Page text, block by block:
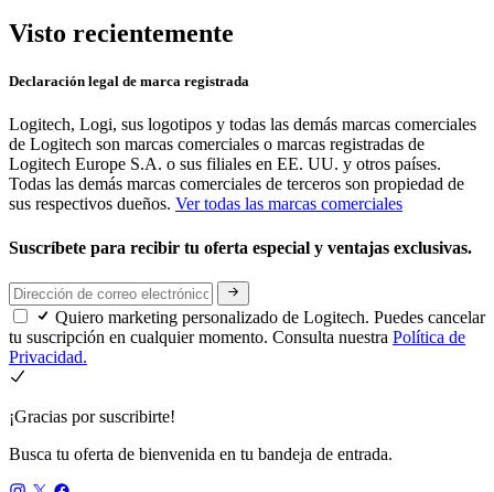
Visto recientemente
Declaración legal de marca registrada
Logitech, Logi, sus logotipos y todas las demás marcas comerciales
de Logitech son marcas comerciales o marcas registradas de
Logitech Europe S.A. o sus filiales en EE. UU. y otros países.
Todas las demás marcas comerciales de terceros son propiedad de
sus respectivos dueños. Ver todas las marcas comerciales
Suscríbete para recibir tu oferta especial y ventajas exclusivas.
Quiero marketing personalizado de Logitech. Puedes cancelar
tu suscripción en cualquier momento. Consulta nuestra Política de
Privacidad.
¡Gracias por suscribirte!
Busca tu oferta de bienvenida en tu bandeja de entrada.